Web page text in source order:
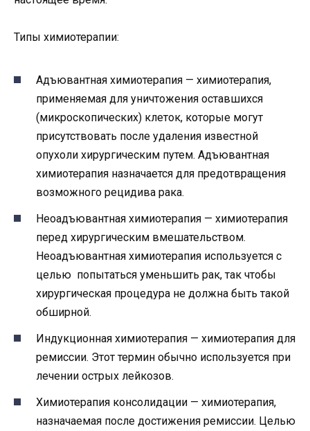
Типы химиотерапии:
Адъювантная химиотерапия — химиотерапия,
применяемая для уничтожения оставшихся
(микроскопических) клеток, которые могут
присутствовать после удаления известной
опухоли хирургическим путем. Адъювантная
химиотерапия назначается для предотвращения
возможного рецидива рака.
Неоадъювантная химиотерапия — химиотерапия
перед хирургическим вмешательством.
Неоадъювантная химиотерапия используется с
целью попытаться уменьшить рак, так чтобы
хирургическая процедура не должна быть такой
обширной.
Индукционная химиотерапия — химиотерапия для
ремиссии. Этот термин обычно используется при
лечении острых лейкозов.
Химиотерапия консолидации — химиотерапия,
назначаемая после достижения ремиссии. Целью